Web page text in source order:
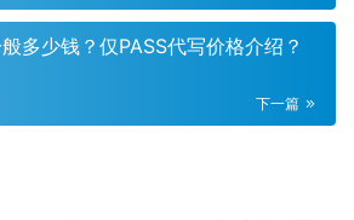
多少钱？仅PASS代写价格介绍？
下一篇